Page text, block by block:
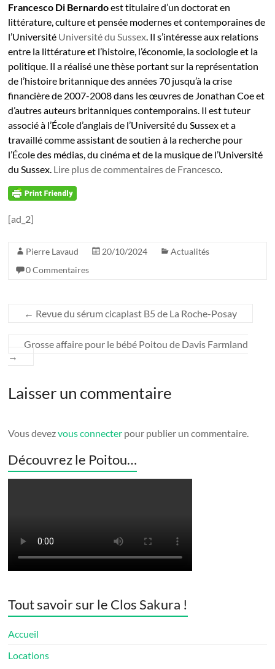
Francesco Di Bernardoest titulaire d’un doctorat en
littérature, culture et pensée modernes et contemporaines de
l’Université Université du Sussex. Il s’intéresse aux relations
entre la littérature et l’histoire, l’économie, la sociologie et la
politique. Il a réalisé une thèse portant sur la représentation
de l’histoire britannique des années 70 jusqu’à la crise
financière de 2007-2008 dans les œuvres de Jonathan Coe et
d’autres auteurs britanniques contemporains. Il est tuteur
associé à l’École d’anglais de l’Université du Sussex et a
travaillé comme assistant de soutien à la recherche pour
l’École des médias, du cinéma et de la musique de l’Université
du Sussex. Lire plus de commentaires de Francesco.
[ad_2]
Pierre Lavaud 20/10/2024
Actualités
0 Commentaires
← Revue du sérum cicaplast B5 de La Roche-Posay
Grosse affaire pour le bébé Poitou de Davis Farmland
→
Laisser un commentaire
Vous devezvous connecter pour publier un commentaire.
Découvrez le Poitou…
Tout savoir sur le Clos Sakura !
Accueil
Locations